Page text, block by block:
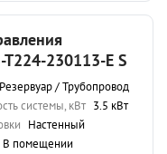
230113-Е S
Резервуар / Трубопровод
системы, кВт 3.5 кВт
Настенный
В помещении